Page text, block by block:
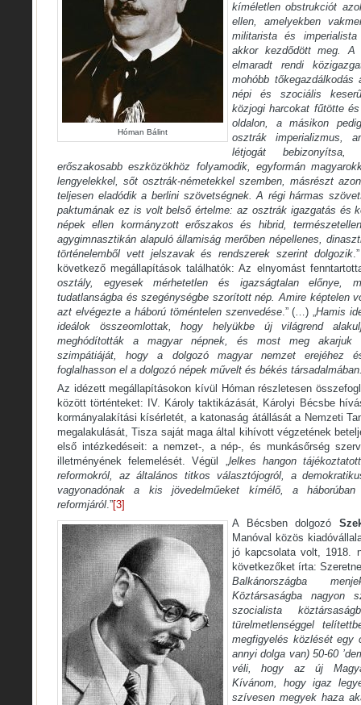
Hóman Bálint
kíméletlen obstrukciót
ellen, amelyekben
militarista és
akkor kezdődött meg. A
elmaradt rendi
mohóbb
népi és szociális
közjogi harcokat fűtötte
oldalon, a másikon
osztrák imperializmus,
létjogát
erőszakosabb eszközökhöz folyamodik, egyformán
lengyelekkel, sőt osztrák-németekkel szemben, másrészt
teljesen eladódik a berlini szövetségnek. A régi hármas
paktumának ez is volt belső értelme: az osztrák igazgatás és
népek ellen kormányzott erőszakos és hibrid,
agygimnasztikán alapuló államiság merőben népellenes,
történelemből vett jelszavak és rendszerek szerint dolgozik
következő megállapítások találhatók: Az elnyomást
osztály, egyesek mérhetetlen és igazságtalan előnye,
tudatlanságba és szegénységbe szorított nép. Amire képtelen
azt elvégezte a háború töméntelen szenvedése.” (…) „Hamis
ideálok összeomlottak, hogy helyükbe új világrend
meghódították a magyar népnek, és most meg akarjuk
szimpátiáját, hogy a dolgozó magyar nemzet erejéhez
foglalhasson el a dolgozó népek művelt és békés
Az idézett megállapításokon kívül Hóman részletesen
között történteket: IV. Károly taktikázását, Károlyi Bécsbe
kormányalakítási kísérletét, a katonaság átállását a Nemzeti
megalakulását, Tisza saját maga által kihívott végzetének
első intézkedéseit: a nemzet-, a nép-, és munkásőrség
illetményének felemelését. Végül „lelkes hangon
reformokról, az általános titkos választójogról, a
vagyonadónak a kis jövedelműeket kímélő, a háborúban
reformjáról.”[3]
A Bécsben dolgozó
Manóval közös
jó kapcsolata volt, 1918.
következőket írta:
Balkánországba
Köztársaságba nagyon
szocialista
türelmetlenséggel
megfigyelés közlését egy
annyi dolga van) 50-60
véli, hogy az új
Kívánom, hogy igaz
szívesen megyek haza